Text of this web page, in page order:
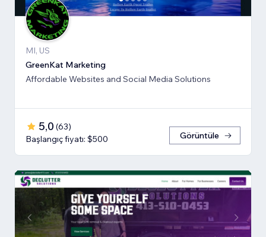
MI, US
GreenKat Marketing
Affordable Websites and Social Media Solutions
5,0 (63)
Başlangıç fiyatı: $500
Görüntüle